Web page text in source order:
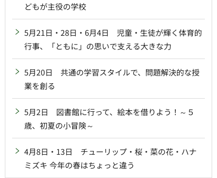
どもが主役の学校
5月21日・28日・6月4日 児童・生徒が輝く体育的
行事、「ともに」の思いで支える大きな力
5月20日 共通の学習スタイルで、問題解決的な授
業を創る
5月2日 図書館に行って、絵本を借りよう！～５
歳、初夏の小冒険～
4月8日・13日 チューリップ・桜・菜の花・ハナ
ミズキ 今年の春はちょっと違う